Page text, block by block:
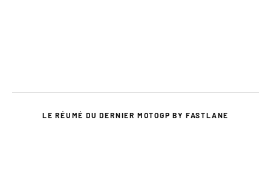
LE RÉUMÉ DU DERNIER MOTOGP BY FASTLANE